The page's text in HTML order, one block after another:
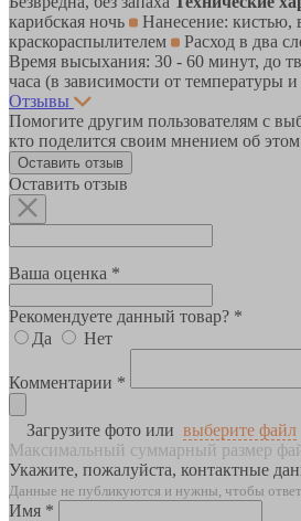
карибская ночь
Нанесение: кистью,
краскораспылителем
Расход в два
Время высыхания: 30 - 60 минут, до
часа (в зависимости от температуры
Отзывы
Помогите другим пользователям с
кто поделится своим мнением об этом
Оставить отзыв
Оставить отзыв
Ваша оценка *
Рекомендуете данный товар? *
Да
Нет
Комментарии *
Загрузите фото или выберите файл
Максимальный суммарный размер
Укажите, пожалуйста, контактные
Данные не публикуются и нужны, чтобы
Имя *